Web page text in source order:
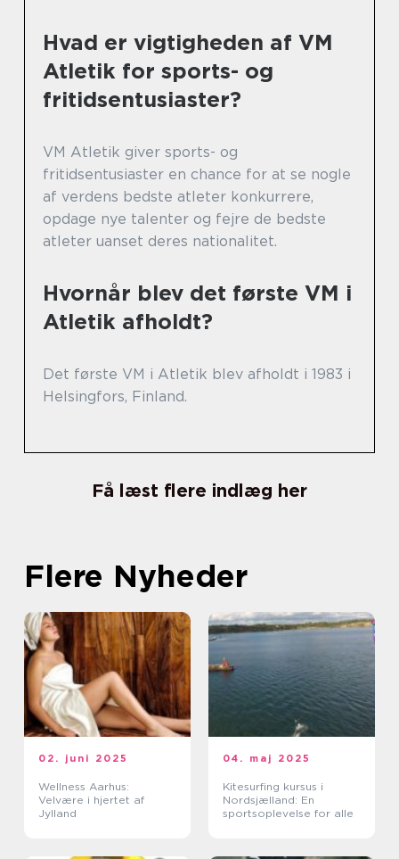
Hvad er vigtigheden af VM
Atletik for sports- og
fritidsentusiaster?
VM Atletik giver sports- og
fritidsentusiaster en chance for at se nogle
af verdens bedste atleter konkurrere,
opdage nye talenter og fejre de bedste
atleter uanset deres nationalitet.
Hvornår blev det første VM i
Atletik afholdt?
Det første VM i Atletik blev afholdt i 1983 i
Helsingfors, Finland.
Få læst flere indlæg her
Flere Nyheder
02. juni 2025
Wellness Aarhus:
Velvære i hjertet af
Jylland
04. maj 2025
Kitesurfing kursus i
Nordsjælland: En
sportsoplevelse for alle